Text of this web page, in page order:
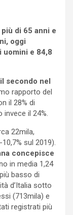
di 65 anni e
oggi
uomini e 84,8
secondo nel
rapporto del
il 28% di
il 24%.
22mila,
sul 2019).
concepisce
in media 1,24
basso di
d’Italia sotto
(713mila) e
registrati più